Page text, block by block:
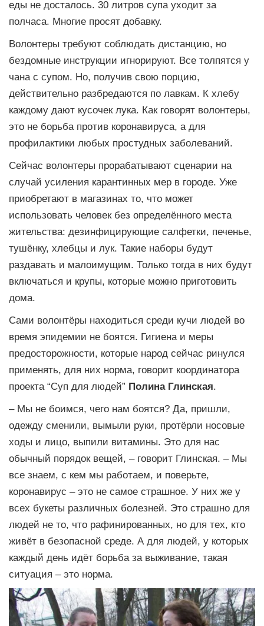
еды не досталось. 30 литров супа уходит за
полчаса. Многие просят добавку.
Волонтеры требуют соблюдать дистанцию, но
бездомные инструкции игнорируют. Все толпятся у
чана с супом. Но, получив свою порцию,
действительно разбредаются по лавкам. К хлебу
каждому дают кусочек лука. Как говорят волонтеры,
это не борьба против коронавируса, а для
профилактики любых простудных заболеваний.
Сейчас волонтеры прорабатывают сценарии на
случай усиления карантинных мер в городе. Уже
приобретают в магазинах то, что может
использовать человек без определённого места
жительства: дезинфицирующие салфетки, печенье,
тушёнку, хлебцы и лук. Такие наборы будут
раздавать и малоимущим. Только тогда в них будут
включаться и крупы, которые можно приготовить
дома.
Сами волонтёры находиться среди кучи людей во
время эпидемии не боятся. Гигиена и меры
предосторожности, которые народ сейчас ринулся
применять, для них норма, говорит координатора
проекта “Суп для людей” Полина Глинская.
– Мы не боимся, чего нам боятся? Да, пришли,
одежду сменили, вымыли руки, протёрли носовые
ходы и лицо, выпили витамины. Это для нас
обычный порядок вещей, – говорит Глинская. – Мы
все знаем, с кем мы работаем, и поверьте,
коронавирус – это не самое страшное. У них же у
всех букеты различных болезней. Это страшно для
людей не то, что рафинированных, но для тех, кто
живёт в безопасной среде. А для людей, у которых
каждый день идёт борьба за выживание, такая
ситуация – это норма.